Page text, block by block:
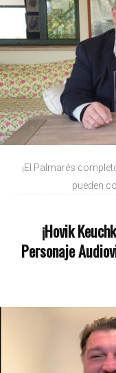
¡El Palmarés
pueden
¡Hovik
Personaje